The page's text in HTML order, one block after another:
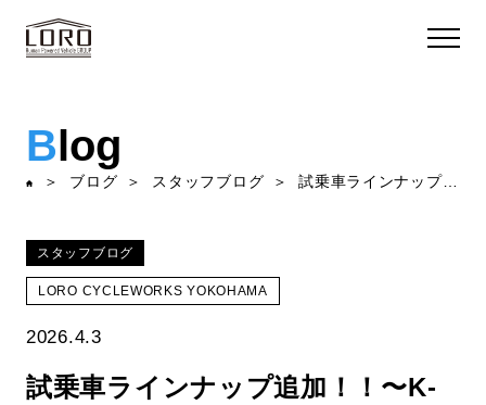
Blog
ブログ スタッフブログ 試乗車ラインナップ追加！！〜K-FORCEで坂を登りまくってきました〜
スタッフブログ
LORO CYCLEWORKS YOKOHAMA
2026.4.3
試乗車ラインナップ追加！！〜K-